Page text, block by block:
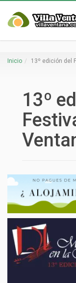
Inicio 13º edición del
13º